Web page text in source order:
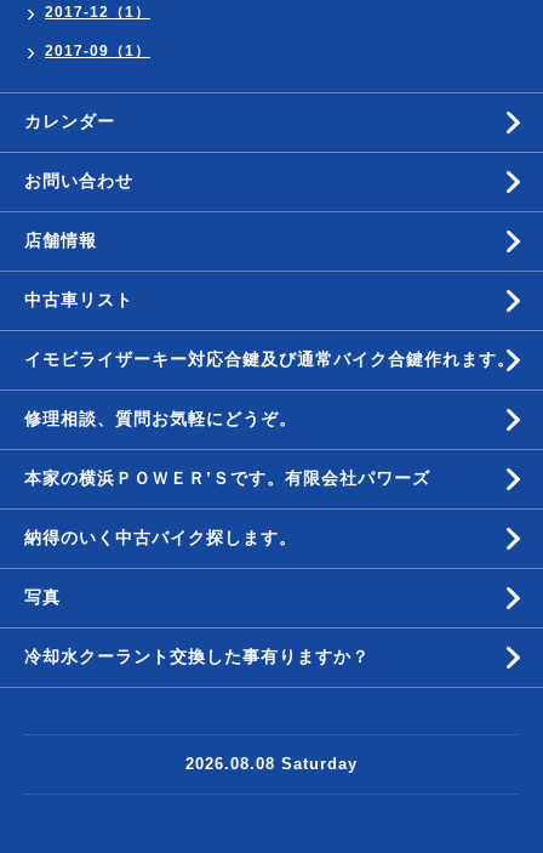
2017-12（1）
2017-09（1）
カレンダー
お問い合わせ
店舗情報
中古車リスト
イモビライザーキー対応合鍵及び通常バイク合鍵作れます。
修理相談、質問お気軽にどうぞ。
本家の横浜ＰＯＷＥＲ’Ｓです。有限会社パワーズ
納得のいく中古バイク探します。
写真
冷却水クーラント交換した事有りますか？
2026.08.08 Saturday